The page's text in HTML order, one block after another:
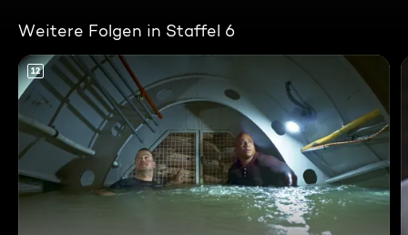
Weitere Folgen in Staffel 6
12